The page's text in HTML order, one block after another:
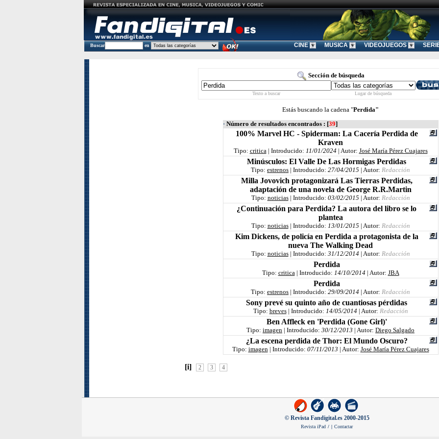
Buscar en CINE MUSICA VIDEOJUEGOS
Sección de búsqueda
Texto a buscar Lugar de búsqueda
Estás buscando la cadena "Perdida"
· Número de resultados encontrados : [39]
100% Marvel HC - Spiderman: La Cacería Perdida de
Kraven
Tipo: critica| Introducido: 11/01/2024| Autor: José María Pérez Cuajares
Minúsculos: El Valle De Las Hormigas Perdidas
Tipo: estrenos | Introducido: 27/04/2015 | Autor: Redacción
Milla Jovovich protagonizará Las Tierras Perdidas,
adaptación de una novela de George R.R.Martin
Tipo: noticias| Introducido: 03/02/2015 | Autor: Redacción
¿Continuación para Perdida? La autora del libro se lo
plantea
Tipo: noticias| Introducido: 13/01/2015 | Autor: Redacción
Kim Dickens, de policía en Perdida a protagonista de la
nueva The Walking Dead
Tipo: noticias| Introducido: 31/12/2014| Autor: Redacción
Perdida
Tipo: critica| Introducido: 14/10/2014| Autor: JBA
Perdida
Tipo: estrenos | Introducido: 29/09/2014 | Autor: Redacción
Sony prevé su quinto año de cuantiosas pérdidas
Tipo: breves| Introducido: 14/05/2014| Autor: Redacción
Ben Affleck en 'Perdida (Gone Girl)'
Tipo: imagen | Introducido: 30/12/2013 | Autor: Diego Salgado
¿La escena perdida de Thor: El Mundo Oscuro?
Tipo: imagen| Introducido: 07/11/2013 | Autor: José María Pérez Cuajares
[i] 2 3 4
© Revista Fandigital.es 2000-2015
Revista iPad / | Contactar